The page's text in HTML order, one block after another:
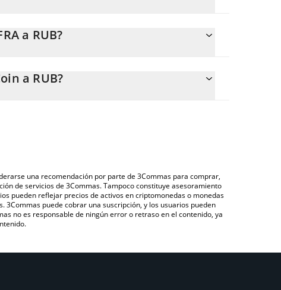
RUB.
a RUB?
Coin en el campo correspondiente, y el valor se
a RUB?
una recomendación por parte de 3Commas para comprar,
de servicios de 3Commas. Tampoco constituye asesoramiento
pueden reflejar precios de activos en criptomonedas o monedas
puede cobrar una suscripción, y los usuarios pueden
no es responsable de ningún error o retraso en el contenido, ya